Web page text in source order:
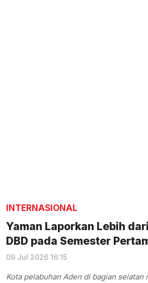
INTERNASIONAL
Yaman Laporkan Lebih
DBD pada Semester
09 Jul 2026 16:15
Kota pelabuhan Aden di bagian selatan